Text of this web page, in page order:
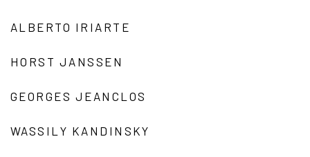
ALBERTO IRIARTE
HORST JANSSEN
GEORGES JEANCLOS
WASSILY KANDINSKY